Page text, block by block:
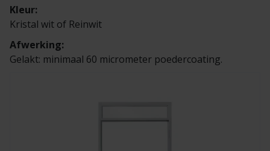
Kleur:
Kristal wit of Reinwit
Afwerking:
Gelakt: minimaal 60 micrometer poedercoating.